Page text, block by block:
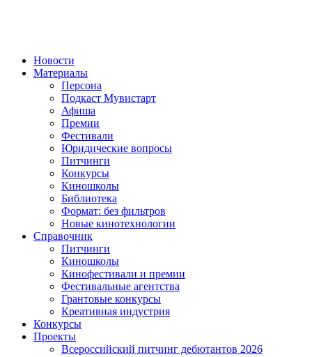
Новости
Материалы
Персона
Подкаст Мувистарт
Афиша
Премии
Фестивали
Юридические вопросы
Питчинги
Конкурсы
Киношколы
Библиотека
Формат: без фильтров
Новые кинотехнологии
Справочник
Питчинги
Киношколы
Кинофестивали и премии
Фестивальные агентства
Грантовые конкурсы
Креативная индустрия
Конкурсы
Проекты
Всероссийский питчинг дебютантов 2026